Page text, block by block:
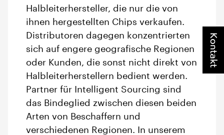
Halbleiterhersteller, die nur die von
ihnen hergestellten Chips verkaufen.
Distributoren dagegen konzentrierten
sich auf engere geografische Regionen
oder Kunden, die sonst nicht direkt von
Halbleiterherstellern bedient werden.
Partner für Intelligent Sourcing sind
das Bindeglied zwischen diesen beiden
Arten von Beschaffern und
verschiedenen Regionen. In unserem
Kontakt